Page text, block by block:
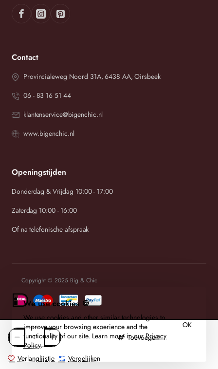
We use cookies 🍪
We use cookies and other similar technologies to
improve your browsing experience and the
functionality of our site. Learn more in ourPrivacy
Policy.
OK
Toevoegen
Verlanglijstje Vergelijken
Contact
Provincialeweg Noord 31A, 6438 AA, Oirsbeek
06 - 83 16 51 44
klantenservice@bigenchic.nl
www.bigenchic.nl
Openingstijden
Donderdag & Vrijdag 10:00 - 17:00
Zaterdag 10:00 - 16:00
Of na telefonische afspraak
Copyright © 2025 Big & Chic